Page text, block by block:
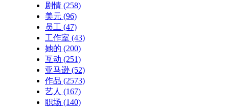
剧情 (258)
美元 (96)
员工 (47)
工作室 (43)
她的 (200)
互动 (251)
亚马逊 (52)
作品 (2573)
艺人 (167)
职场 (140)